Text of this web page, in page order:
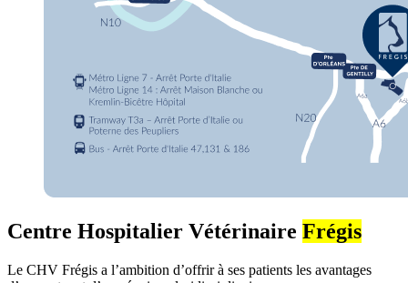
Centre Hospitalier Vétérinaire Frégis
Le CHV Frégis a l’ambition d’offrir à ses patients les avantages